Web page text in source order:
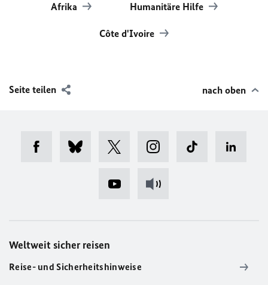
Afrika Humanitäre Hilfe
Côte d'Ivoire
Seite teilen nach oben
Weltweit sicher reisen
Reise- und Sicherheitshinweise